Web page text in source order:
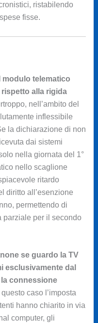
ristabilendo
fisse.
telematico
alla rigida
nell’ambito del
inflessibile
la dichiarazione di non
dai sistemi
nella giornata del 1°
nello scaglione
ritardo
diritto all’esenzione
permettendo di
parziale per il secondo
se guardo la TV
esclusivamente dal
connessione
caso l’imposta
hanno chiarito in via
computer, gli